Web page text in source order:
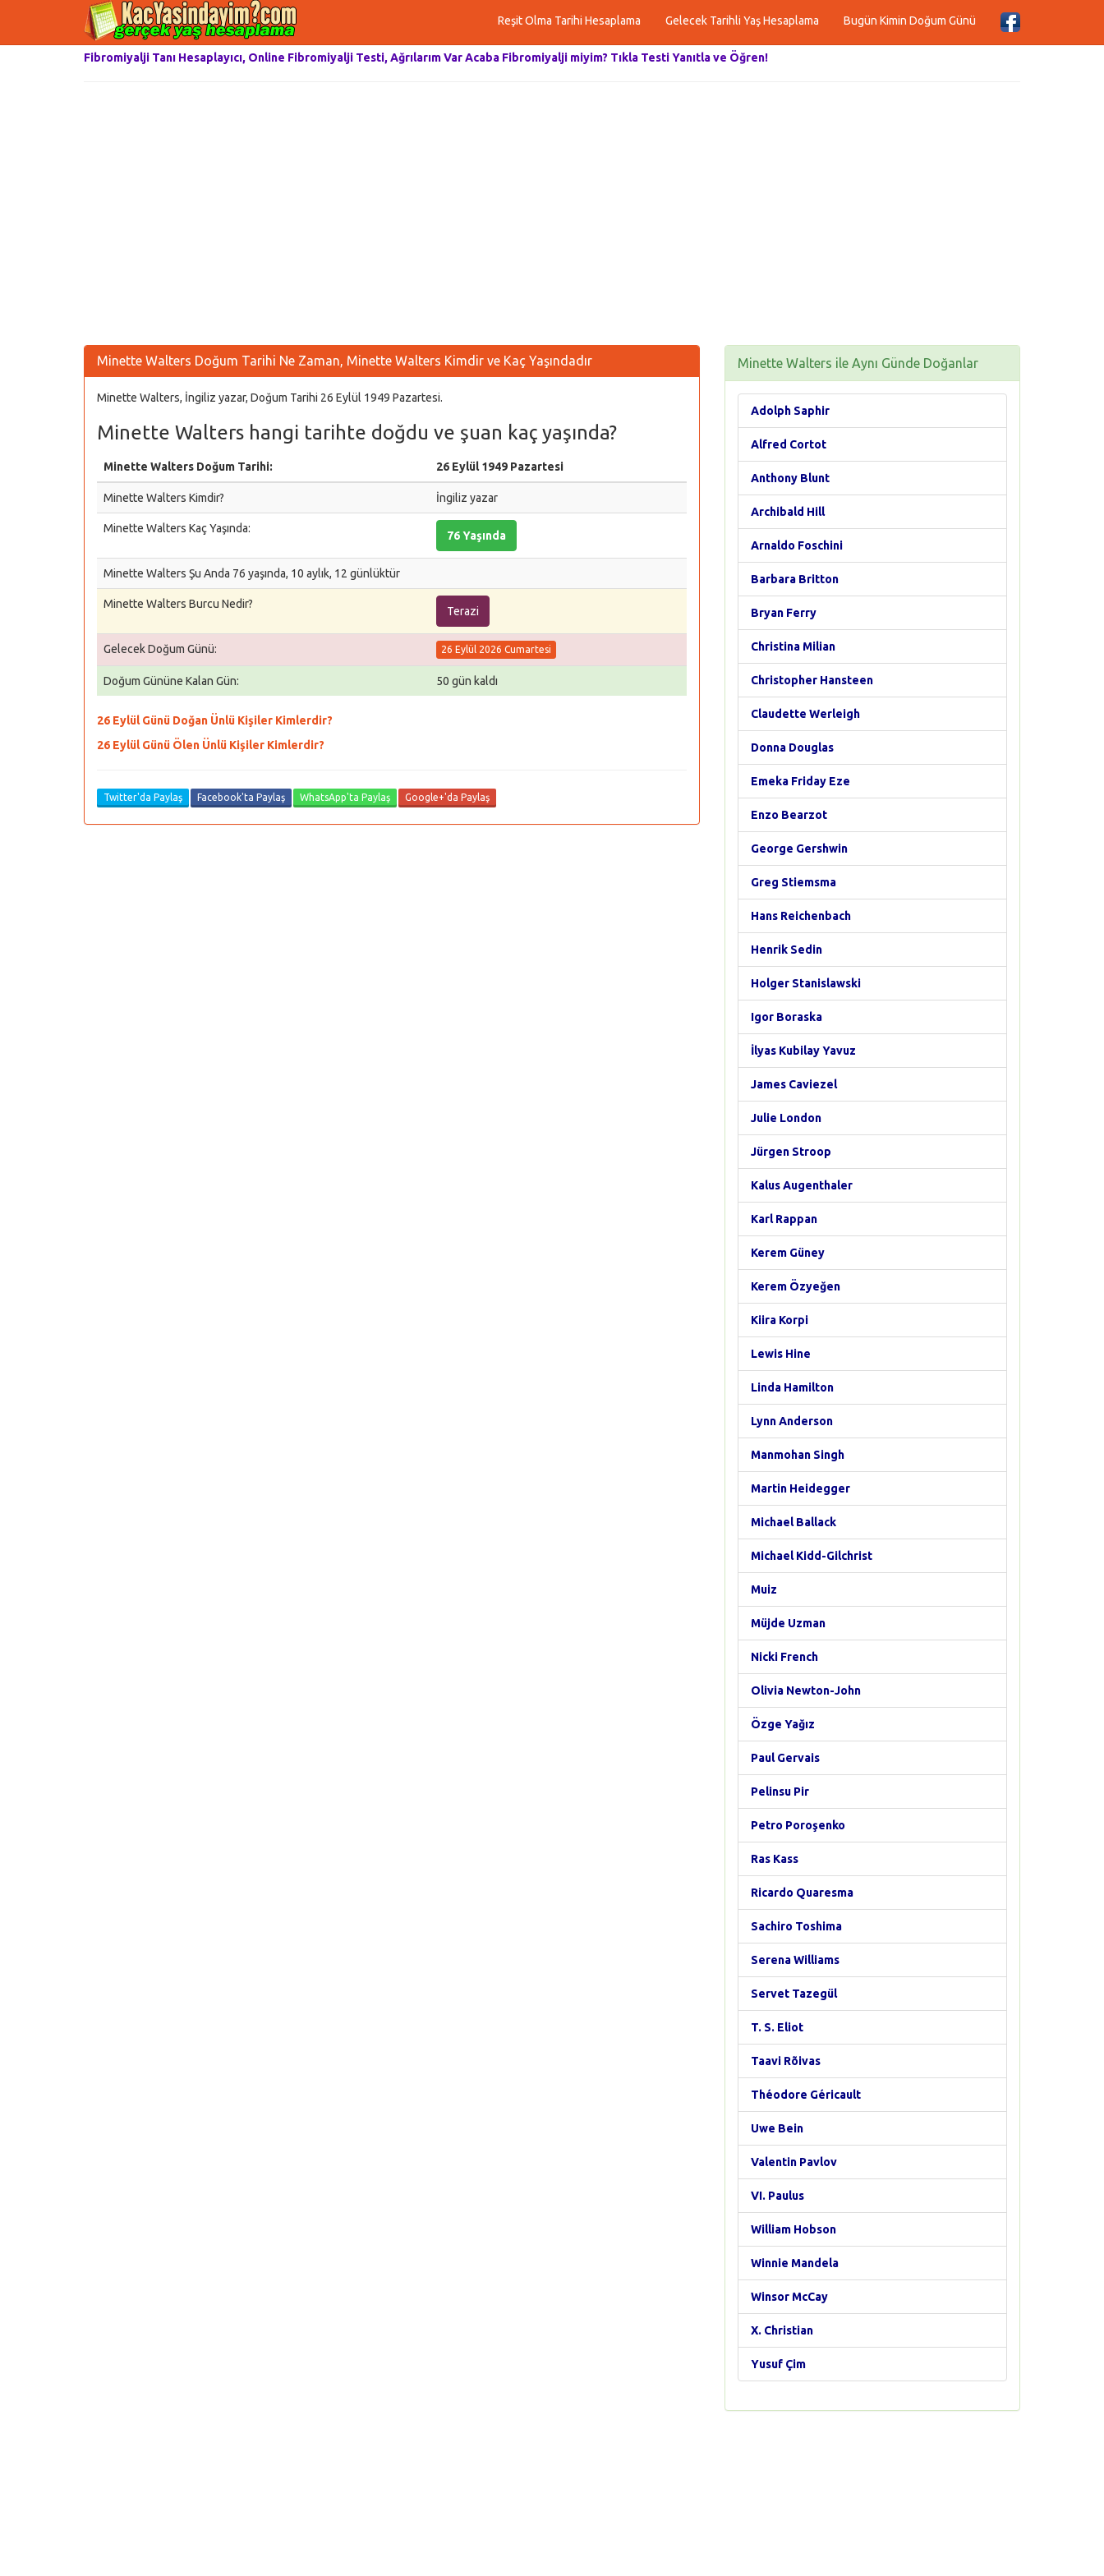
Reşit Olma Tarihi Hesaplama Gelecek Tarihli Yaş Hesaplama Bugün Kimin Doğum Günü
Fibromiyalji Tanı Hesaplayıcı, Online Fibromiyalji Testi, Ağrılarım Var Acaba Fibromiyalji miyim? Tıkla Testi Yanıtla ve Öğren!
Minette Walters Doğum Tarihi Ne Zaman, Minette Walters Kimdir ve Kaç Yaşındadır
Minette Walters, İngiliz yazar, Doğum Tarihi 26 Eylül 1949 Pazartesi.
Minette Walters hangi tarihte doğdu ve şuan kaç yaşında?
Minette Walters Doğum Tarihi: 26 Eylül 1949 Pazartesi
Minette Walters Kimdir? İngiliz yazar
Minette Walters Kaç Yaşında:
76 Yaşında
Minette Walters Şu Anda 76 yaşında, 10 aylık, 12 günlüktür
Minette Walters Burcu Nedir?
Terazi
Gelecek Doğum Günü: 26 Eylül 2026 Cumartesi
Doğum Gününe Kalan Gün: 50 gün kaldı
26 Eylül Günü Doğan Ünlü Kişiler Kimlerdir?
26 Eylül Günü Ölen Ünlü Kişiler Kimlerdir?
Twitter'da Paylaş Facebook'ta Paylaş WhatsApp'ta Paylaş Google+'da Paylaş
Minette Walters ile Aynı Günde Doğanlar
Adolph Saphir
Alfred Cortot
Anthony Blunt
Archibald Hill
Arnaldo Foschini
Barbara Britton
Bryan Ferry
Christina Milian
Christopher Hansteen
Claudette Werleigh
Donna Douglas
Emeka Friday Eze
Enzo Bearzot
George Gershwin
Greg Stiemsma
Hans Reichenbach
Henrik Sedin
Holger Stanislawski
Igor Boraska
İlyas Kubilay Yavuz
James Caviezel
Julie London
Jürgen Stroop
Kalus Augenthaler
Karl Rappan
Kerem Güney
Kerem Özyeğen
Kiira Korpi
Lewis Hine
Linda Hamilton
Lynn Anderson
Manmohan Singh
Martin Heidegger
Michael Ballack
Michael Kidd-Gilchrist
Muiz
Müjde Uzman
Nicki French
Olivia Newton-John
Özge Yağız
Paul Gervais
Pelinsu Pir
Petro Poroşenko
Ras Kass
Ricardo Quaresma
Sachiro Toshima
Serena Williams
Servet Tazegül
T. S. Eliot
Taavi Rõivas
Théodore Géricault
Uwe Bein
Valentin Pavlov
VI. Paulus
William Hobson
Winnie Mandela
Winsor McCay
X. Christian
Yusuf Çim